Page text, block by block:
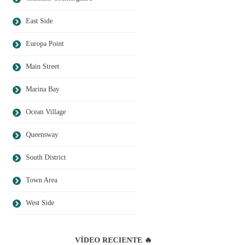
East Side
Europa Point
Main Street
Marina Bay
Ocean Village
Queensway
South District
Town Area
West Side
VÍDEO RECIENTE 🔥